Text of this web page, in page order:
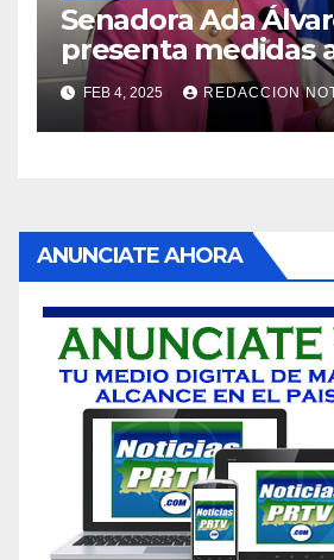
Senadora Ada
presenta medidas
violencia en el
FEB 4, 2025 REDACCION
ANUNCIATE AHORA